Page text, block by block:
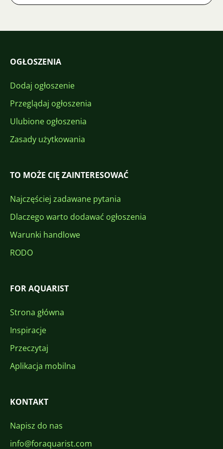
OGŁOSZENIA
Dodaj ogłoszenie
Przeglądaj ogłoszenia
Ulubione ogłoszenia
Zasady użytkowania
TO MOŻE CIĘ ZAINTERESOWAĆ
Najczęściej zadawane pytania
Dlaczego warto dodawać ogłoszenia
Warunki handlowe
RODO
FOR AQUARIST
Strona główna
Inspiracje
Przeczytaj
Aplikacja mobilna
KONTAKT
Napisz do nas
info@foraquarist.com